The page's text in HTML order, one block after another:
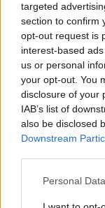
targeted
section to confirm
opt-out request is
interest-based
us or personal
your opt-out. You
disclosure of your
IAB’s list of
also be disclosed
Downstream
Please note that
Personal
Balog Zoltán
Ferencnek a
nem ismerte
jobbára
politikával,
óta visszatérő
Les
kolbenheyer•2012.